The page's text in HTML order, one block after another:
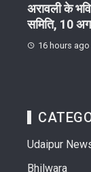
अरावली के
समिति, 10
16 hours ago
Udaipur
Bhilwara